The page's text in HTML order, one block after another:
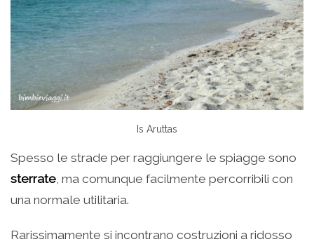
Is Aruttas
Spesso le strade per raggiungere le spiagge sono
sterrate, ma comunque facilmente percorribili con
una normale utilitaria.
Rarissimamente si incontrano costruzioni a ridosso